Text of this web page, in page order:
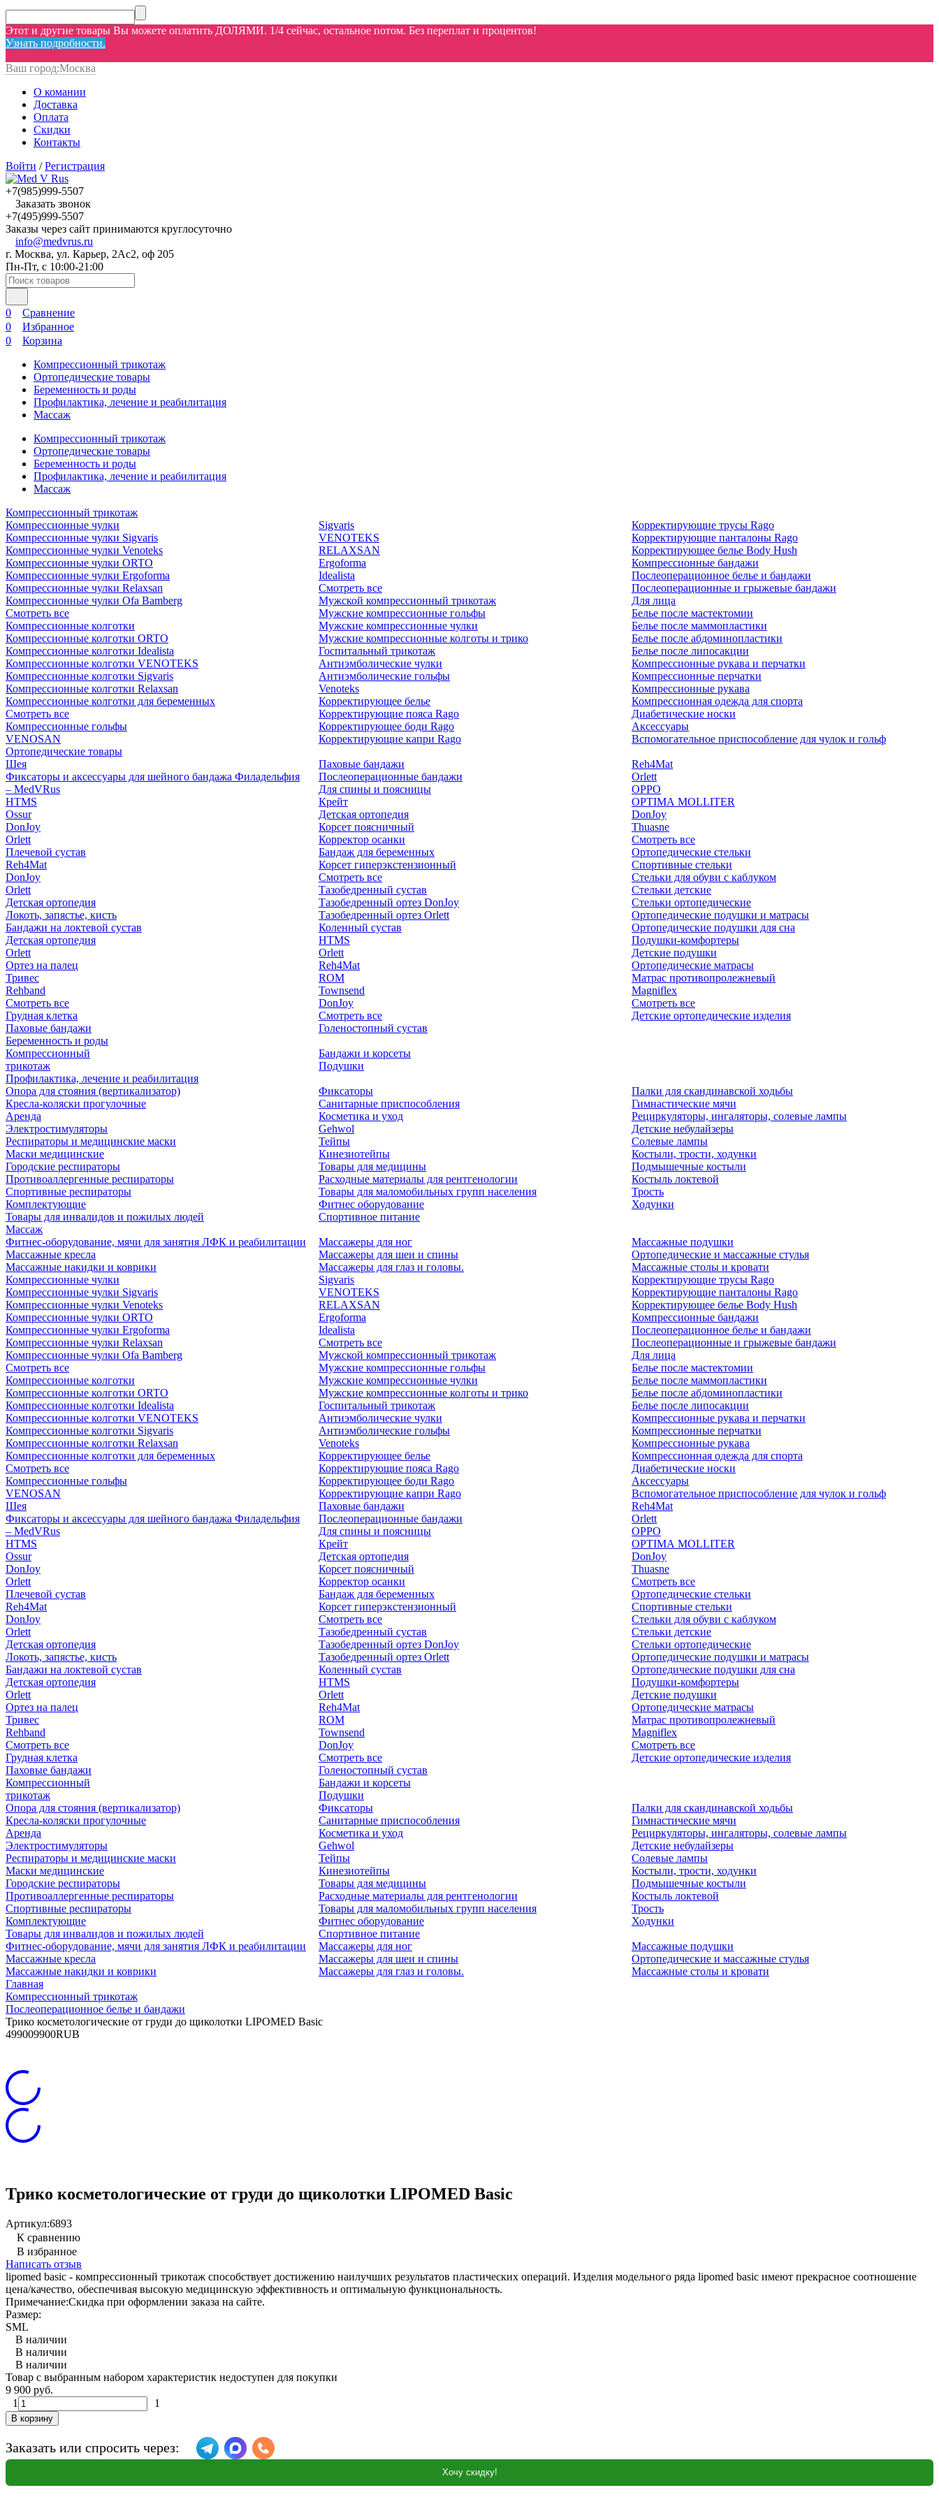
Этот и другие товары Вы можете оплатить ДОЛЯМИ. 1/4 сейчас, остальное потом. Без переплат и процентов!
Узнать подробности.
Ваш город:Москва
О комании
Доставка
Оплата
Скидки
Контакты
Войти /Регистрация
+7(985)999-5507
Заказать звонок
+7(495)999-5507
Заказы через сайт принимаются круглосуточно
info@medvrus.ru
г. Москва, ул. Карьер, 2Ас2, оф 205
Пн-Пт, с 10:00-21:00
0
Сравнение
0
Избранное
0
Корзина
Компрессионный трикотаж
Ортопедические товары
Беременность и роды
Профилактика, лечение и реабилитация
Массаж
Компрессионный трикотаж
Ортопедические товары
Беременность и роды
Профилактика, лечение и реабилитация
Массаж
Компрессионный трикотаж
Компрессионные чулки
Компрессионные чулки Sigvaris
Компрессионные чулки Venoteks
Компрессионные чулки ORTO
Компрессионные чулки Ergoforma
Компрессионные чулки Relaxsan
Компрессионные чулки Ofa Bamberg
Смотреть все
Компрессионные колготки
Компрессионные колготки ORTO
Компрессионные колготки Idealista
Компрессионные колготки VENOTEKS
Компрессионные колготки Sigvaris
Компрессионные колготки Relaxsan
Компрессионные колготки для беременных
Смотреть все
Компрессионные гольфы
VENOSAN
Sigvaris
VENOTEKS
RELAXSAN
Ergoforma
Idealista
Смотреть все
Мужской компрессионный трикотаж
Мужские компрессионные гольфы
Мужские компрессионные чулки
Мужские компрессионные колготы и трико
Госпитальный трикотаж
Антиэмболические чулки
Антиэмболические гольфы
Venoteks
Корректирующее белье
Корректирующие пояса Rago
Корректирующее боди Rago
Корректирующие капри Rago
Корректирующие трусы Rago
Корректирующие панталоны Rago
Корректирующее белье Body Hush
Компрессионные бандажи
Послеоперационное белье и бандажи
Послеоперационные и грыжевые бандажи
Для лица
Белье после мастектомии
Белье после маммопластики
Белье после абдоминопластики
Белье после липосакции
Компрессионные рукава и перчатки
Компрессионные перчатки
Компрессионные рукава
Компрессионная одежда для спорта
Диабетические носки
Аксессуары
Вспомогательное приспособление для чулок и гольф
Ортопедические товары
Шея
Фиксаторы и аксессуары для шейного бандажа Филадельфия
– MedVRus
HTMS
Ossur
DonJoy
Orlett
Плечевой сустав
Reh4Mat
DonJoy
Orlett
Детская ортопедия
Локоть, запястье, кисть
Бандажи на локтевой сустав
Детская ортопедия
Orlett
Ортез на палец
Тривес
Rehband
Смотреть все
Грудная клетка
Паховые бандажи
Паховые бандажи
Послеоперационные бандажи
Для спины и поясницы
Крейт
Детская ортопедия
Корсет поясничный
Корректор осанки
Бандаж для беременных
Корсет гиперэкстензионный
Смотреть все
Тазобедренный сустав
Тазобедренный ортез DonJoy
Тазобедренный ортез Orlett
Коленный сустав
HTMS
Orlett
Reh4Mat
ROM
Townsend
DonJoy
Смотреть все
Голеностопный сустав
Reh4Mat
Orlett
OPPO
OPTIMA MOLLITER
DonJoy
Thuasne
Смотреть все
Ортопедические стельки
Спортивные стельки
Стельки для обуви с каблуком
Стельки детские
Стельки ортопедические
Ортопедические подушки и матрасы
Ортопедические подушки для сна
Подушки-комфортеры
Детские подушки
Ортопедические матрасы
Матрас противопролежневый
Magniflex
Смотреть все
Детские ортопедические изделия
Беременность и роды
Компрессионный
трикотаж
Бандажи и корсеты
Подушки
Профилактика, лечение и реабилитация
Опора для стояния (вертикализатор)
Кресла-коляски прогулочные
Аренда
Электростимуляторы
Респираторы и медицинские маски
Маски медицинские
Городские респираторы
Противоаллергенные респираторы
Спортивные респираторы
Комплектующие
Товары для инвалидов и пожилых людей
Фиксаторы
Санитарные приспособления
Косметика и уход
Gehwol
Тейпы
Кинезиотейпы
Товары для медицины
Расходные материалы для рентгенологии
Товары для маломобильных групп населения
Фитнес оборудование
Спортивное питание
Палки для скандинавской ходьбы
Гимнастические мячи
Рециркуляторы, ингаляторы, солевые лампы
Детские небулайзеры
Солевые лампы
Костыли, трости, ходунки
Подмышечные костыли
Костыль локтевой
Трость
Ходунки
Массаж
Фитнес-оборудование, мячи для занятия ЛФК и реабилитации
Массажные кресла
Массажные накидки и коврики
Массажеры для ног
Массажеры для шеи и спины
Массажеры для глаз и головы.
Массажные подушки
Ортопедические и массажные стулья
Массажные столы и кровати
Компрессионные чулки
Компрессионные чулки Sigvaris
Компрессионные чулки Venoteks
Компрессионные чулки ORTO
Компрессионные чулки Ergoforma
Компрессионные чулки Relaxsan
Компрессионные чулки Ofa Bamberg
Смотреть все
Компрессионные колготки
Компрессионные колготки ORTO
Компрессионные колготки Idealista
Компрессионные колготки VENOTEKS
Компрессионные колготки Sigvaris
Компрессионные колготки Relaxsan
Компрессионные колготки для беременных
Смотреть все
Компрессионные гольфы
VENOSAN
Sigvaris
VENOTEKS
RELAXSAN
Ergoforma
Idealista
Смотреть все
Мужской компрессионный трикотаж
Мужские компрессионные гольфы
Мужские компрессионные чулки
Мужские компрессионные колготы и трико
Госпитальный трикотаж
Антиэмболические чулки
Антиэмболические гольфы
Venoteks
Корректирующее белье
Корректирующие пояса Rago
Корректирующее боди Rago
Корректирующие капри Rago
Корректирующие трусы Rago
Корректирующие панталоны Rago
Корректирующее белье Body Hush
Компрессионные бандажи
Послеоперационное белье и бандажи
Послеоперационные и грыжевые бандажи
Для лица
Белье после мастектомии
Белье после маммопластики
Белье после абдоминопластики
Белье после липосакции
Компрессионные рукава и перчатки
Компрессионные перчатки
Компрессионные рукава
Компрессионная одежда для спорта
Диабетические носки
Аксессуары
Вспомогательное приспособление для чулок и гольф
Шея
Фиксаторы и аксессуары для шейного бандажа Филадельфия
– MedVRus
HTMS
Ossur
DonJoy
Orlett
Плечевой сустав
Reh4Mat
DonJoy
Orlett
Детская ортопедия
Локоть, запястье, кисть
Бандажи на локтевой сустав
Детская ортопедия
Orlett
Ортез на палец
Тривес
Rehband
Смотреть все
Грудная клетка
Паховые бандажи
Паховые бандажи
Послеоперационные бандажи
Для спины и поясницы
Крейт
Детская ортопедия
Корсет поясничный
Корректор осанки
Бандаж для беременных
Корсет гиперэкстензионный
Смотреть все
Тазобедренный сустав
Тазобедренный ортез DonJoy
Тазобедренный ортез Orlett
Коленный сустав
HTMS
Orlett
Reh4Mat
ROM
Townsend
DonJoy
Смотреть все
Голеностопный сустав
Reh4Mat
Orlett
OPPO
OPTIMA MOLLITER
DonJoy
Thuasne
Смотреть все
Ортопедические стельки
Спортивные стельки
Стельки для обуви с каблуком
Стельки детские
Стельки ортопедические
Ортопедические подушки и матрасы
Ортопедические подушки для сна
Подушки-комфортеры
Детские подушки
Ортопедические матрасы
Матрас противопролежневый
Magniflex
Смотреть все
Детские ортопедические изделия
Компрессионный
трикотаж
Бандажи и корсеты
Подушки
Опора для стояния (вертикализатор)
Кресла-коляски прогулочные
Аренда
Электростимуляторы
Респираторы и медицинские маски
Маски медицинские
Городские респираторы
Противоаллергенные респираторы
Спортивные респираторы
Комплектующие
Товары для инвалидов и пожилых людей
Фиксаторы
Санитарные приспособления
Косметика и уход
Gehwol
Тейпы
Кинезиотейпы
Товары для медицины
Расходные материалы для рентгенологии
Товары для маломобильных групп населения
Фитнес оборудование
Спортивное питание
Палки для скандинавской ходьбы
Гимнастические мячи
Рециркуляторы, ингаляторы, солевые лампы
Детские небулайзеры
Солевые лампы
Костыли, трости, ходунки
Подмышечные костыли
Костыль локтевой
Трость
Ходунки
Фитнес-оборудование, мячи для занятия ЛФК и реабилитации
Массажные кресла
Массажные накидки и коврики
Массажеры для ног
Массажеры для шеи и спины
Массажеры для глаз и головы.
Массажные подушки
Ортопедические и массажные стулья
Массажные столы и кровати
Главная
Компрессионный трикотаж
Послеоперационное белье и бандажи
Трико косметологические от груди до щиколотки LIPOMED Basic
499009900RUB
Трико косметологические от груди до щиколотки LIPOMED Basic
Артикул:6893
К сравнению
В избранное
Написать отзыв
lipomed basic - компрессионный трикотаж способствует достижению наилучших результатов пластических операций. Изделия модельного ряда lipomed basic имеют прекрасное соотношение
цена/качество, обеспечивая высокую медицинскую эффективность и оптимальную функциональность.
Примечание:Скидка при оформлении заказа на сайте.
Размер:
SML
В наличии
В наличии
В наличии
Товар с выбранным набором характеристик недоступен для покупки
9 900 руб.
1
1
В корзину
Заказать или спросить через:
Хочу скидку!